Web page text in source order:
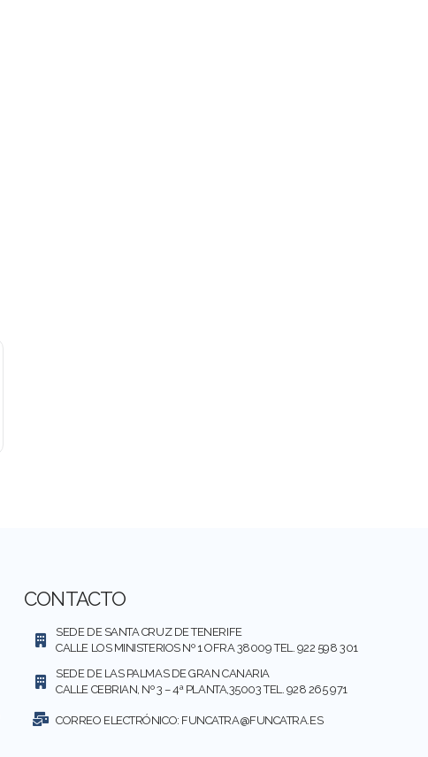
CONTACTO
SEDE DE SANTA CRUZ DE TENERIFE
CALLE LOS MINISTERIOS Nº 1 OFRA 38009 TEL. 922 598 301
SEDE DE LAS PALMAS DE GRAN CANARIA
CALLE CEBRIAN, Nº 3 – 4ª PLANTA,35003 TEL. 928 265 971
CORREO ELECTRÓNICO: FUNCATRA@FUNCATRA.ES